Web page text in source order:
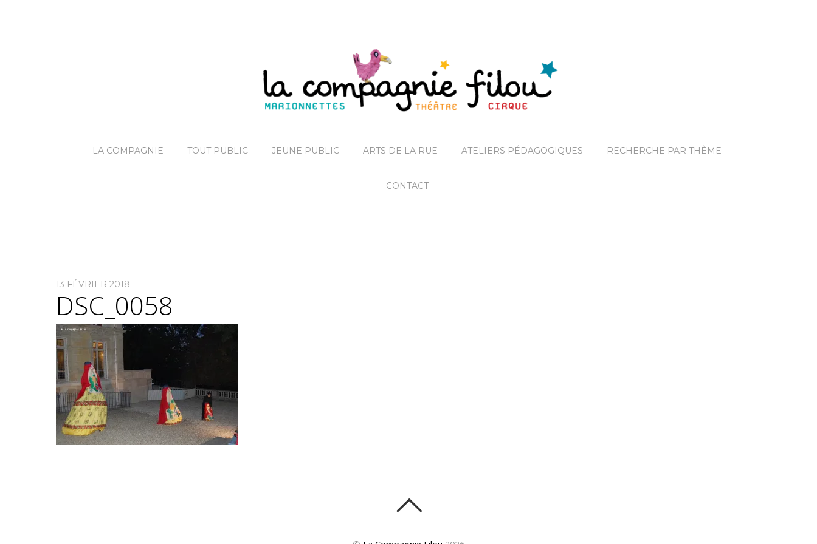
LA COMPAGNIE TOUT PUBLIC JEUNE PUBLIC ARTS DE LA RUE ATELIERS PÉDAGOGIQUES RECHERCHE PAR THÈME
CONTACT
13 FÉVRIER 2018
DSC_0058